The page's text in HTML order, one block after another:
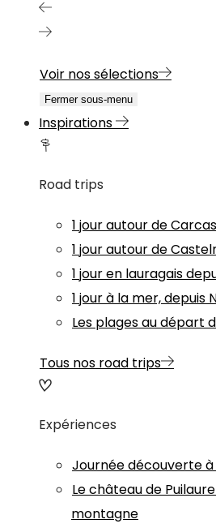
Voir nos sélections
Fermer sous-menu
Inspirations
Road trips
1 jour autour de
1 jour autour de
1 jour en lauragais
1 jour à la mer, depuis
Les plages au départ
Tous nos road trips
Expériences
Journée découverte
Le château de
montagne